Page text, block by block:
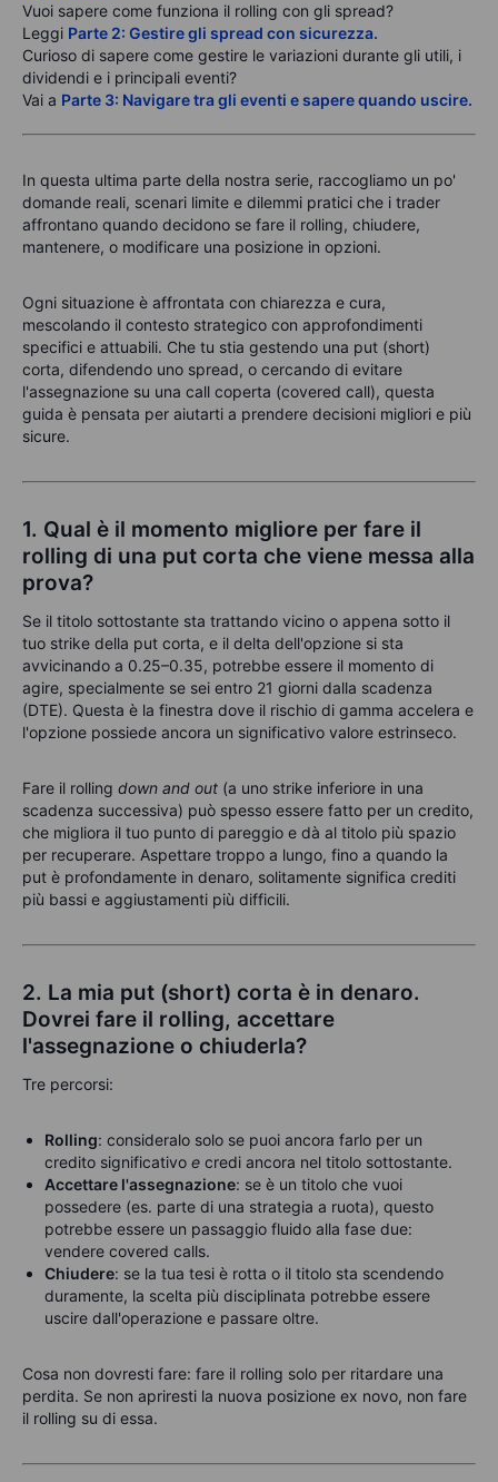
Vuoi sapere come funziona il rolling con gli spread?
Leggi Parte 2: Gestire gli spread con sicurezza.
Curioso di sapere come gestire le variazioni durante gli utili, i
dividendi e i principali eventi?
Vai a Parte 3: Navigare tra gli eventi e sapere quando uscire.
In questa ultima parte della nostra serie, raccogliamo un po'
domande reali, scenari limite e dilemmi pratici che i trader
affrontano quando decidono se fare il rolling, chiudere,
mantenere, o modificare una posizione in opzioni.
Ogni situazione è affrontata con chiarezza e cura,
mescolando il contesto strategico con approfondimenti
specifici e attuabili. Che tu stia gestendo una put (short)
corta, difendendo uno spread, o cercando di evitare
l'assegnazione su una call coperta (covered call), questa
guida è pensata per aiutarti a prendere decisioni migliori e più
sicure.
1. Qual è il momento migliore per fare il
rolling di una put corta che viene messa alla
prova?
Se il titolo sottostante sta trattando vicino o appena sotto il
tuo strike della put corta, e il delta dell'opzione si sta
avvicinando a 0.25–0.35, potrebbe essere il momento di
agire, specialmente se sei entro 21 giorni dalla scadenza
(DTE). Questa è la finestra dove il rischio di gamma accelera e
l'opzione possiede ancora un significativo valore estrinseco.
Fare il rolling down and out (a uno strike inferiore in una
scadenza successiva) può spesso essere fatto per un credito,
che migliora il tuo punto di pareggio e dà al titolo più spazio
per recuperare. Aspettare troppo a lungo, fino a quando la
put è profondamente in denaro, solitamente significa crediti
più bassi e aggiustamenti più difficili.
2. La mia put (short) corta è in denaro.
Dovrei fare il rolling, accettare
l'assegnazione o chiuderla?
Tre percorsi:
Rolling: consideralo solo se puoi ancora farlo per un
credito significativo e credi ancora nel titolo sottostante.
Accettare l'assegnazione: se è un titolo che vuoi
possedere (es. parte di una strategia a ruota), questo
potrebbe essere un passaggio fluido alla fase due:
vendere covered calls.
Chiudere: se la tua tesi è rotta o il titolo sta scendendo
duramente, la scelta più disciplinata potrebbe essere
uscire dall'operazione e passare oltre.
Cosa non dovresti fare: fare il rolling solo per ritardare una
perdita. Se non apriresti la nuova posizione ex novo, non fare
il rolling su di essa.